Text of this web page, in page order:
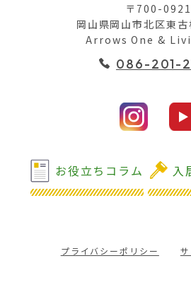
〒700-0921
岡山県岡山市北区東
Arrows One &
086-201-
お役立ちコラム 入
プライバシーポリシー